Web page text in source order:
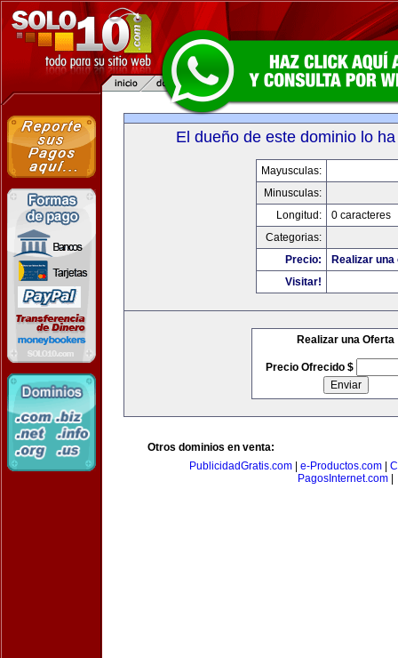
El dueño de este dominio lo
Mayusculas:
Minusculas:
Longitud:
0 caracteres
Categorias:
Precio:
Realizar
Visitar!
Realizar una Oferta
Precio Ofrecido $
Otros dominios en venta:
PublicidadGratis.com
e-Productos.com
PagosInternet.com